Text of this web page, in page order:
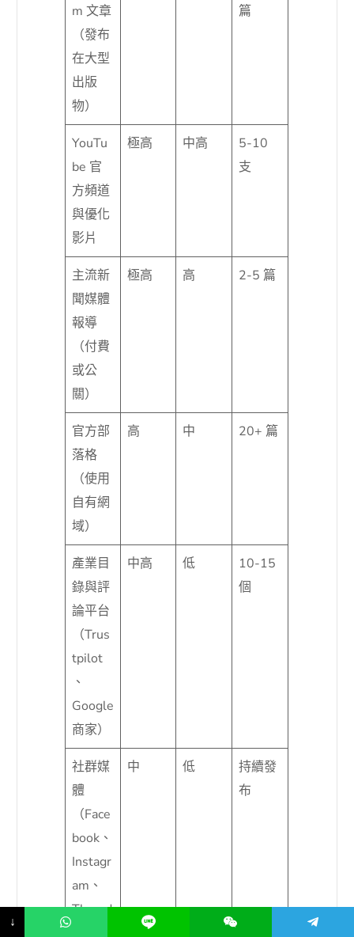
m 文章
（發布
在大型
出版
物）
篇
YouTu
be 官
方頻道
與優化
影片
極高 中高
5-10
支
主流新
聞媒體
報導
（付費
或公
關）
極高 高 2-5 篇
官方部
落格
（使用
自有網
域）
高 中 20+ 篇
產業目
錄與評
論平台
（Trus
tpilot
、
Google
商家）
中高 低
10-15
個
社群媒
體
（Face
book、
Instagr
am、
Thread
中 低
持續發
布
↓